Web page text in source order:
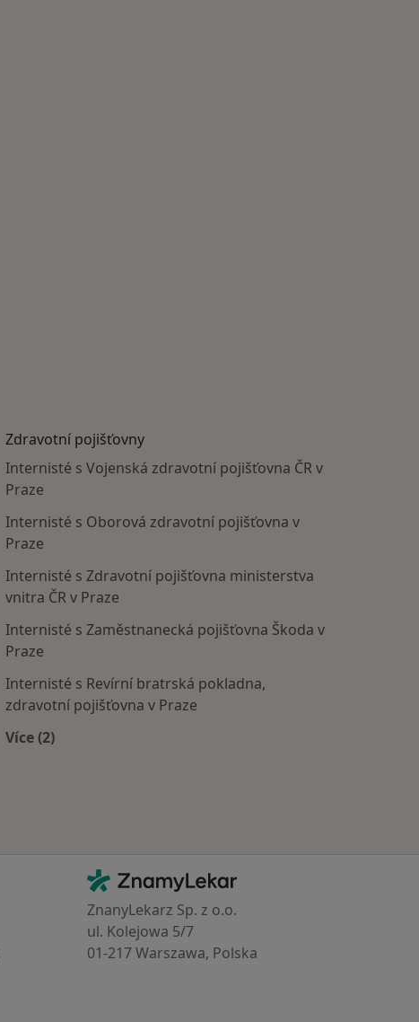
Zdravotní pojišťovny
Internisté s Vojenská zdravotní pojišťovna ČR v
Praze
Internisté s Oborová zdravotní pojišťovna v
Praze
Internisté s Zdravotní pojišťovna ministerstva
vnitra ČR v Praze
Internisté s Zaměstnanecká pojišťovna Škoda v
Praze
Internisté s Revírní bratrská pokladna,
zdravotní pojišťovna v Praze
Více (2)
Kontakt
ZnamyLekar - Hlavní stránka
ZnanyLekarz Sp. z o.o.
ul. Kolejowa 5/7
01-217 Warszawa, Polska